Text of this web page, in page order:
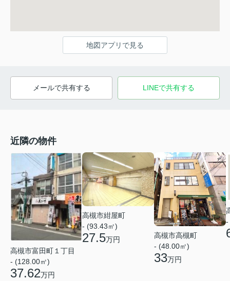
地図アプリで見る
メールで共有する LINEで共有する
近隣の物件
高槻市富田町１丁目
- (128.00㎡)
37.62万円
高槻市紺屋町
- (93.43㎡)
27.5万円
高槻市高槻町
- (48.00㎡)
33万円
-